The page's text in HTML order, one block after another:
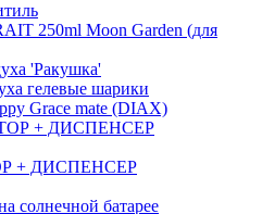
250ml Moon Garden (для
'Ракушка'
гелевые шарики
Grace mate (DIAX)
+ ДИСПЕНСЕР